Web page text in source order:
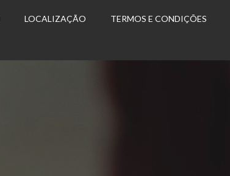
LOCALIZAÇÃO TERMOS E CONDIÇÕES